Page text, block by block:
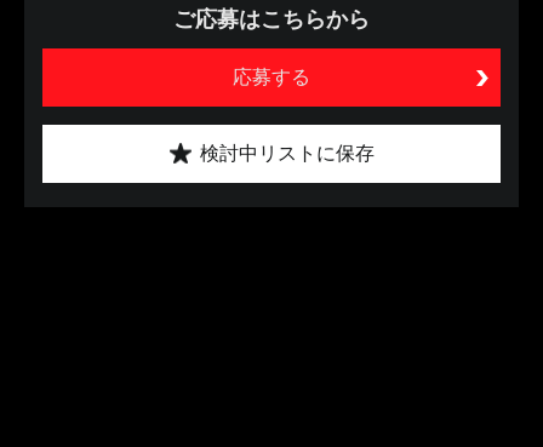
ご応募はこちらから
応募する
検討中リストに保存